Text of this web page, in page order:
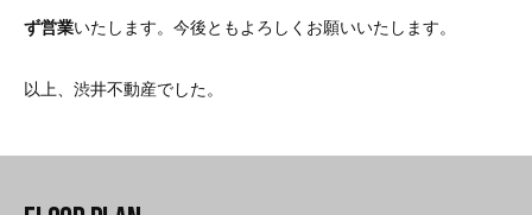
ず営業いたします。今後ともよろしくお願いいたします。
以上、渋井不動産でした。